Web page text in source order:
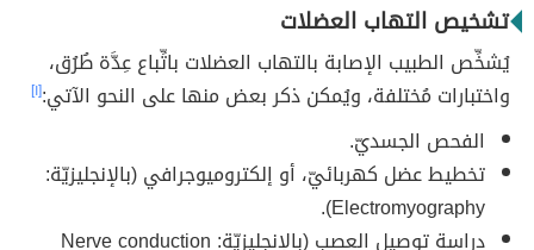
تشخيص التهاب العضلات
يُشخِّص الطبيب الإصابة بالتهاب العضلات باتِّباع عِدَّة طُرُق،
واختبارات مُختلفة، ويُمكن ذكر بعض منها على النحو الآتي:[١]
الفحص الجسديّ.
تخطيط عضل كهربائيّ، أو إلكتروميوجرافي (بالإنجليزيّة:
Electromyography).
دراسة توصيل العصب (بالإنجليزيّة: Nerve conduction